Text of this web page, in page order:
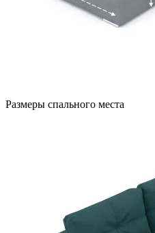
Размеры спального места